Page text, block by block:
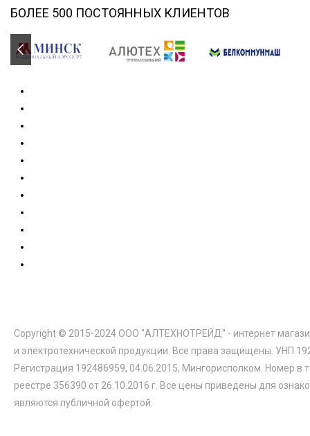
БОЛЕЕ 500 ПОСТОЯННЫХ КЛИЕНТОВ
Copyright © 2015-2024 ООО "АЛТЕХНОТРЕЙД" - интернет
и электротехнической продукции. Все права защищены. УНП
Регистрация 192486959, 04.06.2015, Мингорисполком. Номер в
реестре 356390 от 26.10.2016 г. Все цены приведены для
являются публичной офертой.